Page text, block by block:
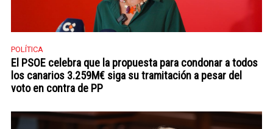
POLÍTICA
El PSOE celebra que la propuesta para condonar a todos
los canarios 3.259M€ siga su tramitación a pesar del
voto en contra de PP